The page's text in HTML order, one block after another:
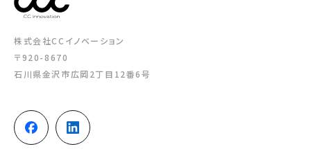
株式会社CCイノベーション
〒920-8670
石川県金沢市広岡2丁目12番6号